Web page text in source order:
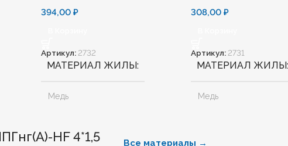
394,00 ₽
Артикул: 2732
МАТЕРИАЛ ЖИЛЫ
Медь
БЕЗГАЛОГЕННЫЙ
308,00₽
Артикул: 2731
МАТЕРИАЛ ЖИЛЫ
Медь
HF 4*1,5 Все материалы →